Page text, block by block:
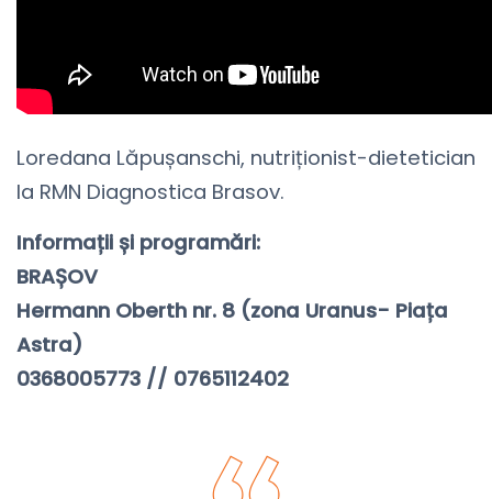
Loredana Lăpușanschi, nutriționist-dietetician
la RMN Diagnostica Brasov.
Informații și programări:
BRAȘOV
Hermann Oberth nr. 8 (zona Uranus- Piața
Astra)
0368005773 // 0765112402